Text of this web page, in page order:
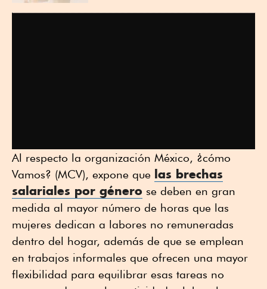
Al respecto la organización México, ¿cómo
Vamos? (MCV), expone que las brechas
salariales por género se deben en gran
medida al mayor número de horas que las
mujeres dedican a labores no remuneradas
dentro del hogar, además de que se emplean
en trabajos informales que ofrecen una mayor
flexibilidad para equilibrar esas tareas no